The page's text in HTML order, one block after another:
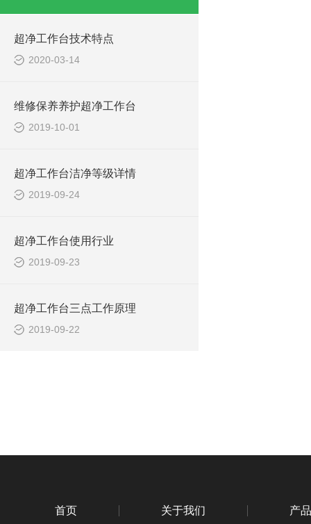
超净工作台技术特点
2020-03-14
维修保养养护超净工作台
2019-10-01
超净工作台洁净等级详情
2019-09-24
超净工作台使用行业
2019-09-23
超净工作台三点工作原理
2019-09-22
首页 关于我们 产